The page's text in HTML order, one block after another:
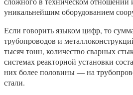
уникальнейшим оборудованием
Если говорить языком цифр, то
трубопроводов и
тысяч тонн, количество сварных
системах реакторной установки
них более половины — на
стали.